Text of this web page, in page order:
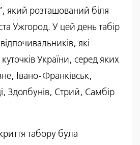
який розташований біля
Ужгород. У цей день табір
які
України, серед яких
Івано-Франківськ,
Здолбунів, Стрий, Самбір
табору була